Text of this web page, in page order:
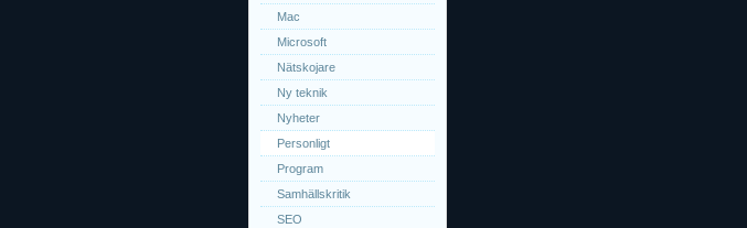
Mac
Microsoft
Nätskojare
Ny teknik
Nyheter
Personligt
Program
Samhällskritik
SEO